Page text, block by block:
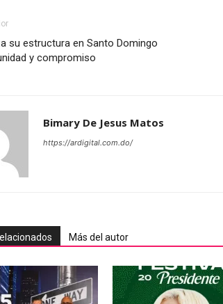
su estructura en Santo Domingo
y compromiso
Bimary De Jesus Matos
https://ardigital.com.do/
Más del autor